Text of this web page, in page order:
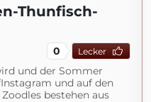
Thunfisch-
0 Lecker
und der Sommer
und auf den
bestehen aus